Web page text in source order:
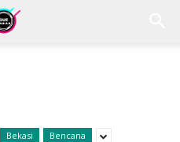
Bekasi Bencana